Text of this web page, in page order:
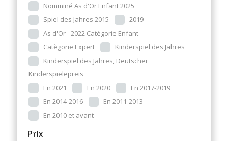
Nomminé As d'Or Enfant 2025
Spiel des Jahres 2015
2019
As d'Or - 2022 Catégorie Enfant
Catègorie Expert
Kinderspiel des Jahres
Kinderspiel des Jahres, Deutscher
Kinderspielepreis
En 2021
En 2020
En 2017-2019
En 2014-2016
En 2011-2013
En 2010 et avant
Prix